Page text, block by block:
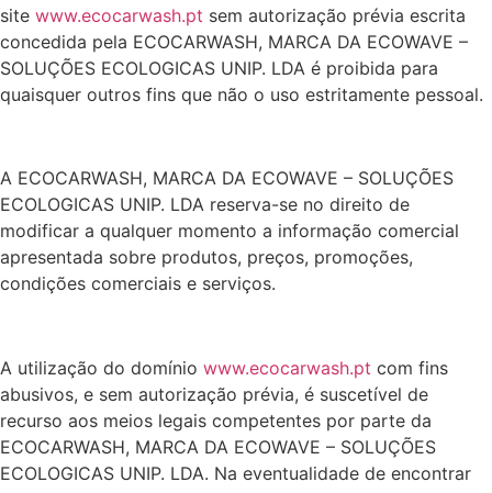
site www.ecocarwash.pt sem autorização prévia escrita
concedida pela ECOCARWASH, MARCA DA ECOWAVE –
SOLUÇÕES ECOLOGICAS UNIP. LDA é proibida para
quaisquer outros fins que não o uso estritamente pessoal.
A ECOCARWASH, MARCA DA ECOWAVE – SOLUÇÕES
ECOLOGICAS UNIP. LDA reserva-se no direito de
modificar a qualquer momento a informação comercial
apresentada sobre produtos, preços, promoções,
condições comerciais e serviços.
A utilização do domínio www.ecocarwash.pt com fins
abusivos, e sem autorização prévia, é suscetível de
recurso aos meios legais competentes por parte da
ECOCARWASH, MARCA DA ECOWAVE – SOLUÇÕES
ECOLOGICAS UNIP. LDA. Na eventualidade de encontrar